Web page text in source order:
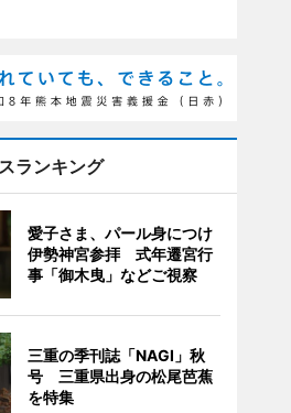
ランキング
愛子さま、パール身につけ
伊勢神宮参拝 式年遷宮行
事「御木曳」などご視察
三重の季刊誌「NAGI」秋
号 三重県出身の松尾芭蕉
を特集